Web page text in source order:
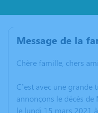
Message de la
Chère famille, chers
C’est avec une grande
annonçons le décès de
le lundi 15 mars 2021